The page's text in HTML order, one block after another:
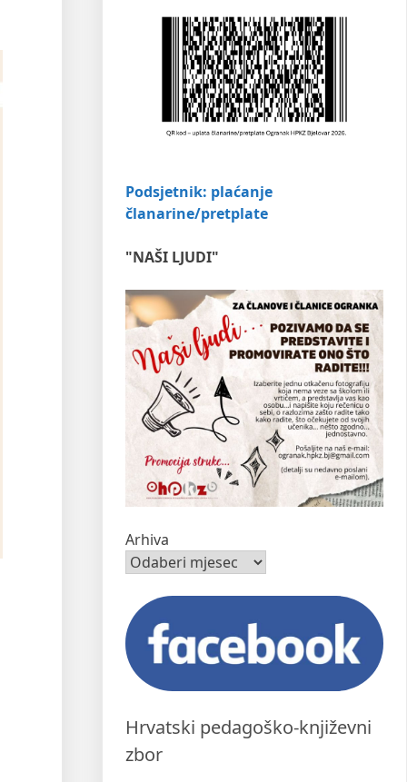
Podsjetnik: plaćanje
članarine/pretplate
"NAŠI LJUDI"
Arhiva
Hrvatski pedagoško-književni
zbor